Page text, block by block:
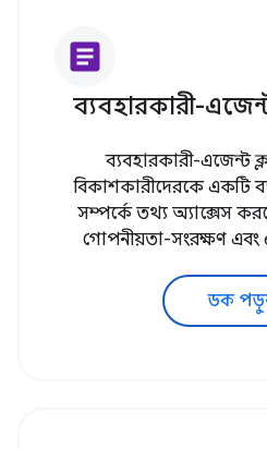
article
ব্যবহারকারী-
ব্যবহারকারী-এজেন্ট
বিকাশকারীদেরকে একটি
সম্পর্কে তথ্য অ্যাক্সেস
গোপনীয়তা-সংরক্ষণ এবং
ডক